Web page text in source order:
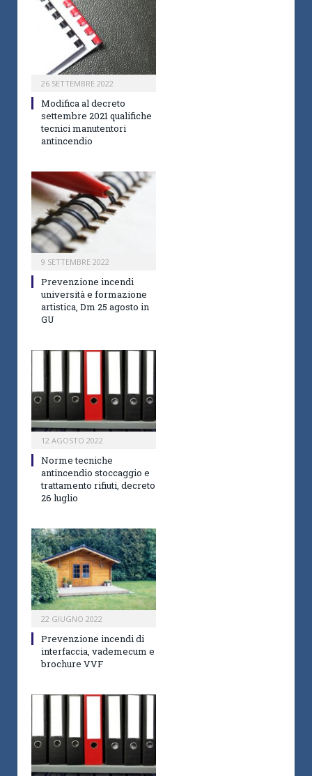
26 SETTEMBRE 2022
Modifica al decreto
settembre 2021 qualifiche
tecnici manutentori
antincendio
9 SETTEMBRE 2022
Prevenzione incendi
università e formazione
artistica, Dm 25 agosto in
GU
12 AGOSTO 2022
Norme tecniche
antincendio stoccaggio e
trattamento rifiuti, decreto
26 luglio
22 GIUGNO 2022
Prevenzione incendi di
interfaccia, vademecum e
brochure VVF